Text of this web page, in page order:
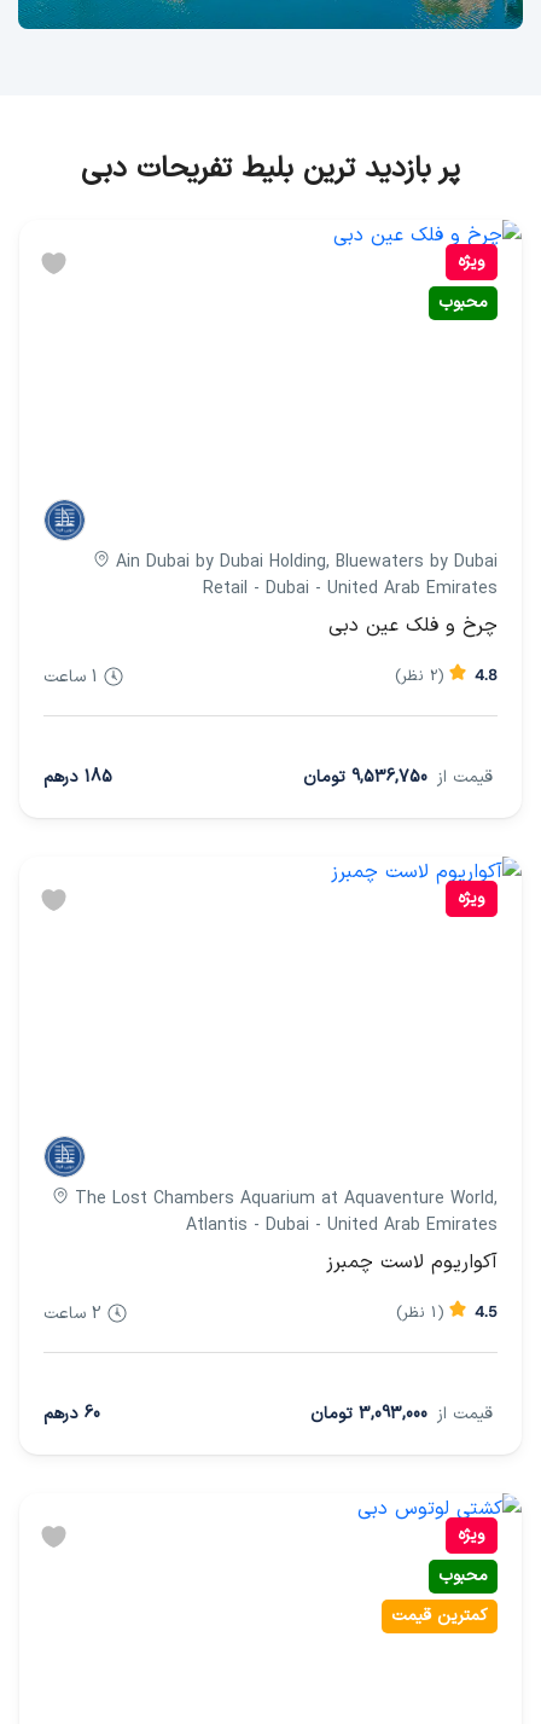
پر بازدید ترین بلیط تفریحات دبی
ویژه
محبوب
Ain Dubai by Dubai Holding, Bluewaters by Dubai
Retail - Dubai - United Arab Emirates
چرخ و فلک عین دبی
4.8 (2 نظر)
قیمت از 9,536,750 تومان 185 درهم
1 ساعت
ویژه
The Lost Chambers Aquarium at Aquaventure World,
Atlantis - Dubai - United Arab Emirates
آکواریوم لاست چمبرز
4.5 (1 نظر)
قیمت از 3,093,000 تومان 60 درهم
2 ساعت
ویژه
محبوب
کمترین قیمت